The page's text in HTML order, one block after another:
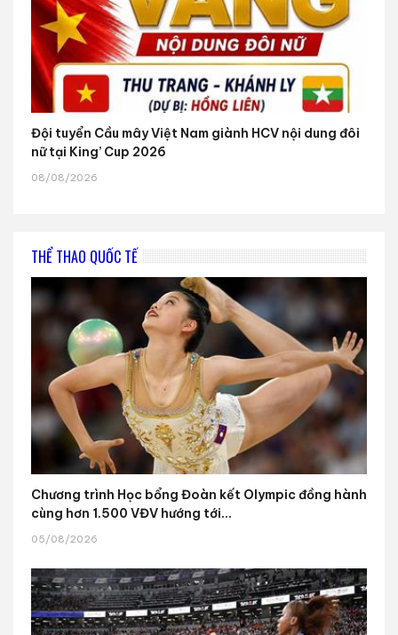
Đội tuyển Cầu mây Việt Nam giành HCV nội dung đôi
nữ tại King’ Cup 2026
08/08/2026
THỂ THAO QUỐC TẾ
Chương trình Học bổng Đoàn kết Olympic đồng hành
cùng hơn 1.500 VĐV hướng tới...
05/08/2026